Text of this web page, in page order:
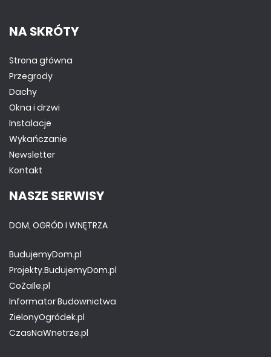
NA SKRÓTY
Strona główna
Przegrody
Dachy
Okna i drzwi
Instalacje
Wykańczanie
Newsletter
Kontakt
NASZE SERWISY
DOM, OGRÓD I WNĘTRZA
BudujemyDom.pl
Projekty.BudujemyDom.pl
CoZaIle.pl
Informator Budownictwa
ZielonyOgródek.pl
CzasNaWnetrze.pl